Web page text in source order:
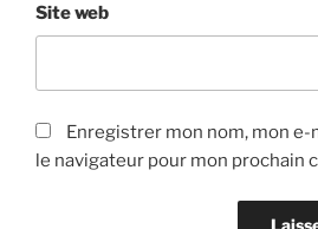
Site web
Enregistrer mon nom, mon e-
le navigateur pour mon prochain